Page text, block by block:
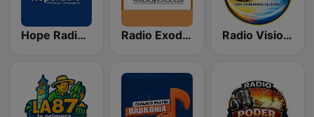
Hope Radio Honduras Comayaguela Radio Exodus Honduras Radio VisionTv HD